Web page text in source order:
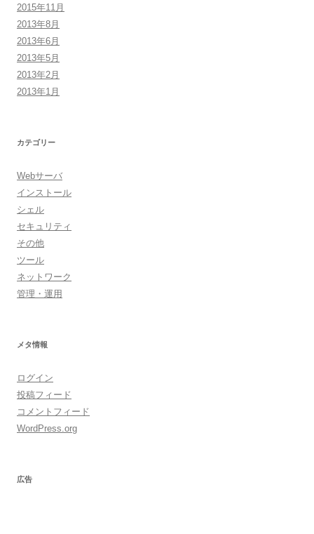
2015年11月
2013年8月
2013年6月
2013年5月
2013年2月
2013年1月
カテゴリー
Webサーバ
インストール
シェル
セキュリティ
その他
ツール
ネットワーク
管理・運用
メタ情報
ログイン
投稿フィード
コメントフィード
WordPress.org
広告